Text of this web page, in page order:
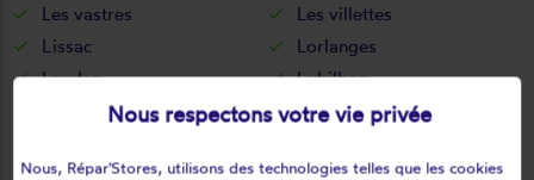
Les vastres
Les villettes
Lissac
Lorlanges
Loudes
Lubilhac
Malrevers
Malvalette
Mazet-saint-voy
Mazeyrat-d'allier
Nous respectons votre vie privée
Nous, Répar'Stores, utilisons des technologies telles que les cookies